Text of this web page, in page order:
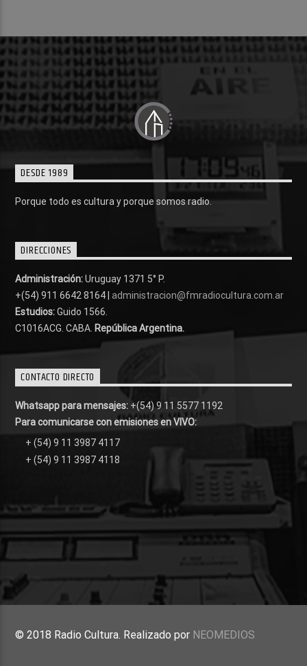
DESDE 1989
Porque todo es cultura y porque somos radio.
DIRECCIONES
Administración:Uruguay 1371 5° P.
+(54) 911 6642 8164 | administracion@fmradiocultura.com.ar
Estudios:Guido 1566.
C1016ACG . CABA. República Argentina.
CONTACTO DIRECTO
Whatsapp para mensajes: +(54) 9 11 5577 1192
Para comunicarse con emisiones en VIVO:
+ (54) 9 11 3987 4117
+ (54) 9 11 3987 4118
© 2018 Radio Cultura. Realizado por NEOMEDIOS